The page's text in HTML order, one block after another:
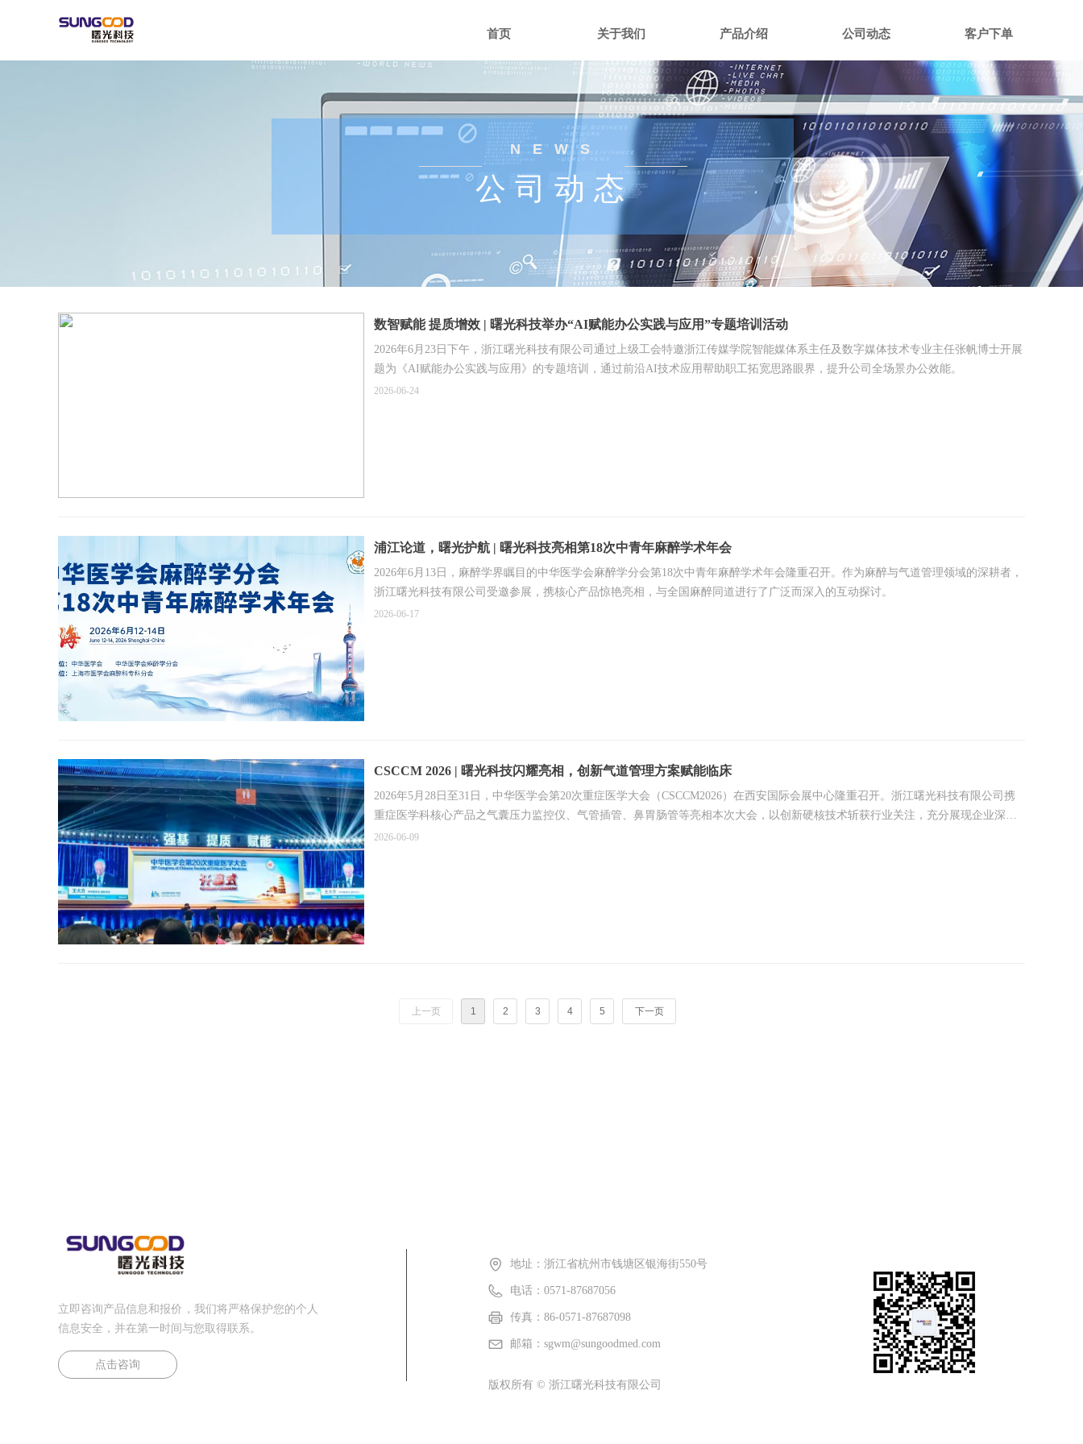
首页 关于我们 产品介绍 公司动态 客户下单
NEWS
公 司 动 态
数智赋能 提质增效 | 曙光科技举办“AI赋能办公实践与应用”专题培训活动
2026年6月23日下午，浙江曙光科技有限公司通过上级工会特邀浙江传媒学院智能媒体系主任及数字媒体技术专业主任张帆博士开展
题为《AI赋能办公实践与应用》的专题培训，通过前沿AI技术应用帮助职工拓宽思路眼界，提升公司全场景办公效能。
2026-06-24
浦江论道，曙光护航 | 曙光科技亮相第18次中青年麻醉学术年会
2026年6月13日，麻醉学界瞩目的中华医学会麻醉学分会第18次中青年麻醉学术年会隆重召开。作为麻醉与气道管理领域的深耕者，
浙江曙光科技有限公司受邀参展，携核心产品惊艳亮相，与全国麻醉同道进行了广泛而深入的互动探讨。
2026-06-17
CSCCM 2026 | 曙光科技闪耀亮相，创新气道管理方案赋能临床
2026年5月28日至31日，中华医学会第20次重症医学大会（CSCCM2026）在西安国际会展中心隆重召开。浙江曙光科技有限公司携
重症医学科核心产品之气囊压力监控仪、气管插管、鼻胃肠管等亮相本次大会，以创新硬核技术斩获行业关注，充分展现企业深耕
重症诊疗领域的科研实力与临床担当。
2026-06-09
上一页 1 2 3 4 5 下一页
立即咨询产品信息和报价，我们将严格保护您的个人
信息安全，并在第一时间与您取得联系。
点击咨询
地址： 浙江省杭州市钱塘区银海街550号
电话： 0571-87687056
传真： 86-0571-87687098
邮箱： sgwm@sungoodmed.com
版权所有 © 浙江曙光科技有限公司